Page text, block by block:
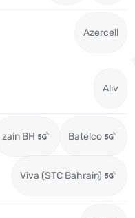
Azercell
Aliv
zain BH Batelco
Viva (STC Bahrain)